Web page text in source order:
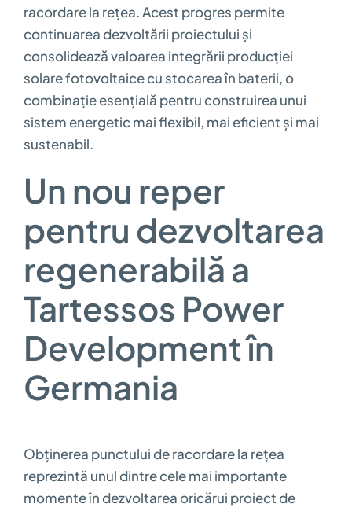
racordare la rețea. Acest progres permite
continuarea dezvoltării proiectului și
consolidează valoarea integrării producției
solare fotovoltaice cu stocarea în baterii, o
combinație esențială pentru construirea unui
sistem energetic mai flexibil, mai eficient și mai
sustenabil.
Un nou reper
pentru dezvoltarea
regenerabilă a
Tartessos Power
Development în
Germania
Obținerea punctului de racordare la rețea
reprezintă unul dintre cele mai importante
momente în dezvoltarea oricărui proiect de